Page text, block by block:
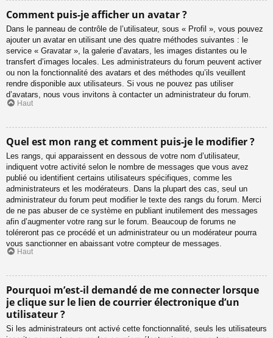
Comment puis-je afficher un avatar ?
Dans le panneau de contrôle de l’utilisateur, sous « Profil », vous pouvez
ajouter un avatar en utilisant une des quatre méthodes suivantes : le
service « Gravatar », la galerie d’avatars, les images distantes ou le
transfert d’images locales. Les administrateurs du forum peuvent activer
ou non la fonctionnalité des avatars et des méthodes qu’ils veuillent
rendre disponible aux utilisateurs. Si vous ne pouvez pas utiliser
d’avatars, nous vous invitons à contacter un administrateur du forum.
Haut
Quel est mon rang et comment puis-je le modifier ?
Les rangs, qui apparaissent en dessous de votre nom d’utilisateur,
indiquent votre activité selon le nombre de messages que vous avez
publié ou identifient certains utilisateurs spécifiques, comme les
administrateurs et les modérateurs. Dans la plupart des cas, seul un
administrateur du forum peut modifier le texte des rangs du forum. Merci
de ne pas abuser de ce système en publiant inutilement des messages
afin d’augmenter votre rang sur le forum. Beaucoup de forums ne
toléreront pas ce procédé et un administrateur ou un modérateur pourra
vous sanctionner en abaissant votre compteur de messages.
Haut
Pourquoi m’est-il demandé de me connecter lorsque
je clique sur le lien de courrier électronique d’un
utilisateur ?
Si les administrateurs ont activé cette fonctionnalité, seuls les utilisateurs